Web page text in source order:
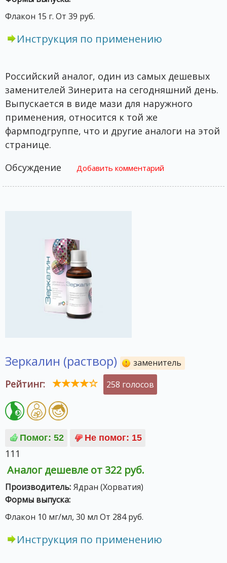
Флакон 15 г. От 39 руб.
Инструкция по применению
Российский аналог, один из самых дешевых
заменителей Зинерита на сегодняшний день.
Выпускается в виде мази для наружного
применения, относится к той же
фармподгруппе, что и другие аналоги на этой
странице.
Обсуждение
Добавить комментарий
Зеркалин (раствор) заменитель
Рейтинг: 258 голосов
111
Аналог дешевле от 322 руб.
Производитель: Ядран (Хорватия)
Формы выпуска:
Флакон 10 мг/мл, 30 мл От 284 руб.
Инструкция по применению